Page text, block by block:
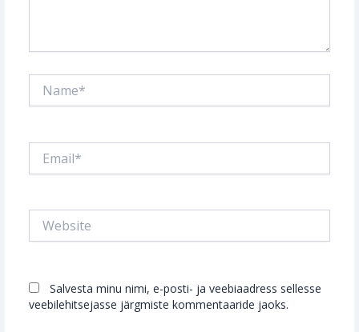
Salvesta minu nimi, e-posti- ja veebiaadress sellesse
veebilehitsejasse järgmiste kommentaaride jaoks.